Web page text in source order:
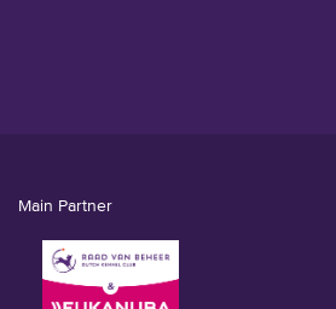
Main Partner